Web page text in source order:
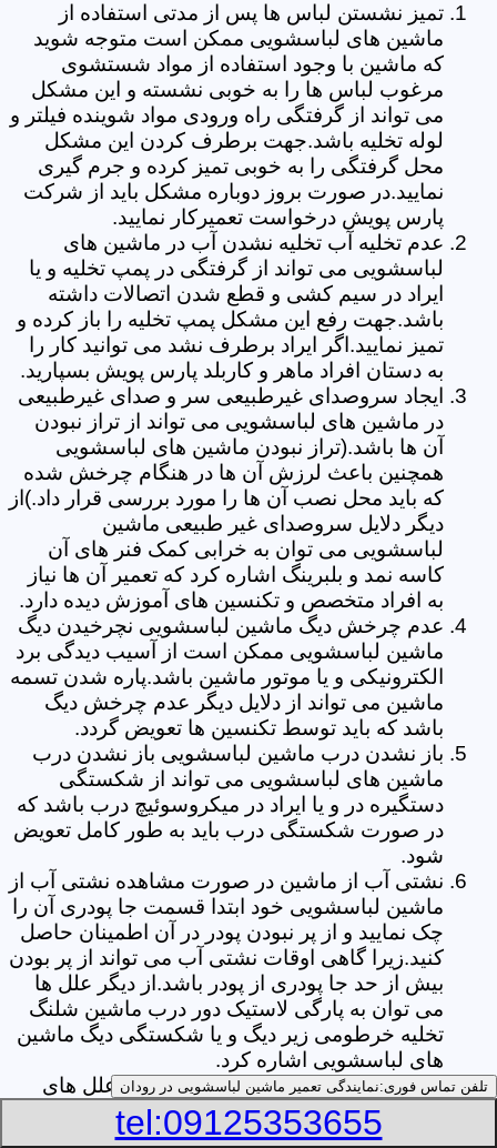
تمیز نشستن لباس ها پس از مدتی استفاده از
ماشین های لباسشویی ممکن است متوجه شوید
که ماشین با وجود استفاده از مواد شستشوی
مرغوب لباس ها را به خوبی نشسته و این مشکل
می تواند از گرفتگی راه ورودی مواد شوینده فیلتر و
لوله تخلیه باشد.جهت برطرف کردن این مشکل
محل گرفتگی را به خوبی تمیز کرده و جرم گیری
نمایید.در صورت بروز دوباره مشکل باید از شرکت
پارس پویش درخواست تعمیرکار نمایید.
عدم تخلیه آب تخلیه نشدن آب در ماشین های
لباسشویی می تواند از گرفتگی در پمپ تخلیه و یا
ایراد در سیم کشی و قطع شدن اتصالات داشته
باشد.جهت رفع این مشکل پمپ تخلیه را باز کرده و
تمیز نمایید.اگر ایراد برطرف نشد می توانید کار را
به دستان افراد ماهر و کاربلد پارس پویش بسپارید.
ایجاد سروصدای غیرطبیعی سر و صدای غیرطبیعی
در ماشین های لباسشویی می تواند از تراز نبودن
آن ها باشد.(تراز نبودن ماشین های لباسشویی
همچنین باعث لرزش آن ها در هنگام چرخش شده
که باید محل نصب آن ها را مورد بررسی قرار داد.)از
دیگر دلایل سروصدای غیر طبیعی ماشین
لباسشویی می توان به خرابی کمک فنر های آن
کاسه نمد و بلبرینگ اشاره کرد که تعمیر آن ها نیاز
به افراد متخصص و تکنسین های آموزش دیده دارد.
عدم چرخش دیگ ماشین لباسشویی نچرخیدن دیگ
ماشین لباسشویی ممکن است از آسیب دیدگی برد
الکترونیکی و یا موتور ماشین باشد.پاره شدن تسمه
ماشین می تواند از دلایل دیگر عدم چرخش دیگ
باشد که باید توسط تکنسین ها تعویض گردد.
باز نشدن درب ماشین لباسشویی باز نشدن درب
ماشین های لباسشویی می تواند از شکستگی
دستگیره در و یا ایراد در میکروسوئیچ درب باشد که
در صورت شکستگی درب باید به طور کامل تعویض
شود.
نشتی آب از ماشین در صورت مشاهده نشتی آب از
ماشین لباسشویی خود ابتدا قسمت جا پودری آن را
چک نمایید و از پر نبودن پودر در آن اطمینان حاصل
کنید.زیرا گاهی اوقات نشتی آب می تواند از پر بودن
بیش از حد جا پودری از پودر باشد.از دیگر علل ها
می توان به پارگی لاستیک دور درب ماشین شلنگ
تخلیه خرطومی زیر دیگ و یا شکستگی دیگ ماشین
های لباسشویی اشاره کرد.
خشک نکردن لباس ها یکی از بیشترین علل های
خشک نکردن لباس ها توسط ماشین های
لباسشویی پر کردن دیگ آن ها بیش از حد ظرفیت
تلفن تماس فوری:نمایندگی تعمیر ماشین لباسشویی در رودان
tel:09125353655